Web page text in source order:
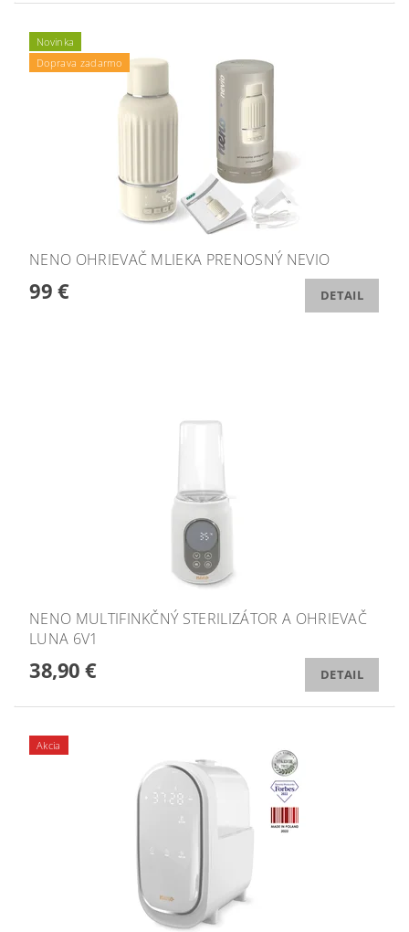
Novinka
Doprava zadarmo
NENO OHRIEVAČ MLIEKA PRENOSNÝ NEVIO
99 € DETAIL
NENO MULTIFINKČNÝ STERILIZÁTOR A OHRIEVAČ
LUNA 6V1
38,90 € DETAIL
Akcia